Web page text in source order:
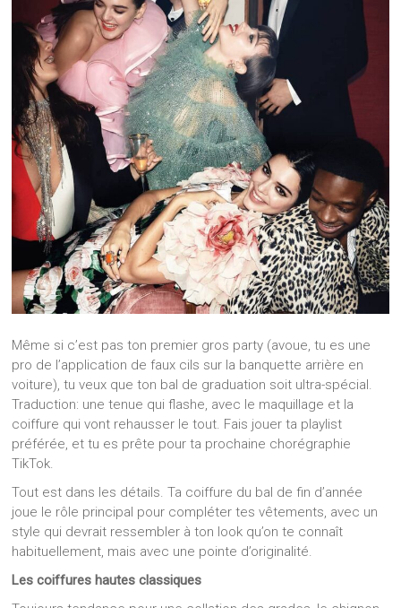
Même si c’est pas ton premier gros party (avoue, tu es une
pro de l’application de faux cils sur la banquette arrière en
voiture), tu veux que ton bal de graduation soit ultra-spécial.
Traduction: une tenue qui flashe, avec le maquillage et la
coiffure qui vont rehausser le tout. Fais jouer ta playlist
préférée, et tu es prête pour ta prochaine chorégraphie
TikTok.
Tout est dans les détails. Ta coiffure du bal de fin d’année
joue le rôle principal pour compléter tes vêtements, avec un
style qui devrait ressembler à ton look qu’on te connaît
habituellement, mais avec une pointe d’originalité.
Les coiffures hautes classiques